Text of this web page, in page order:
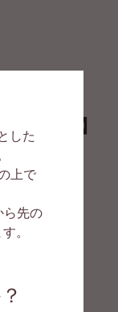
した
上で
ら先の
。
ヤー）】
ブルー